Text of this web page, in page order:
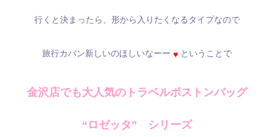
行くと決まったら、形から入りたくなるタイプなので
旅行カバン新しいのほしいなーー ♥ ということで
金沢店でも大人気のトラベルボストンバッグ
“ロゼッタ” シリーズ